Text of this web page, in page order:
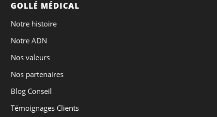
GOLLÉ MÉDICAL
Notre histoire
Notre ADN
Nos valeurs
Nos partenaires
Blog Conseil
Témoignages Clients